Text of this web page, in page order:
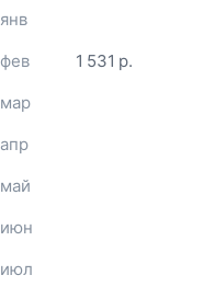
янв
1 531 р.
фев
мар
апр
май
июн
июл